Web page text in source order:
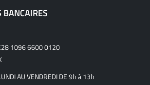
1096 6600 0120
AU VENDREDI DE 9h à 13h